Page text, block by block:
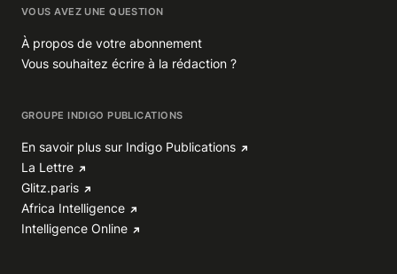
VOUS AVEZ UNE QUESTION
À propos de votre abonnement
Vous souhaitez écrire à la rédaction ?
GROUPE INDIGO PUBLICATIONS
En savoir plus sur Indigo Publications
La Lettre
Glitz.paris
Africa Intelligence
Intelligence Online